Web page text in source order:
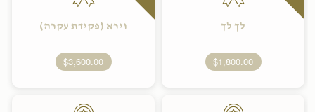
לך לך
$1,800.00
וירא (פקידת עקרה)
$3,600.00